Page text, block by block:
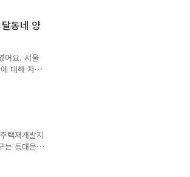
지도를
을이 어째
울시 시역
동네 양
어요. 서울
대해 자료
아주 오래
적으로
따라 달동
다발적으
주시켜서
택을 개량
택재개발지
는 동대문구
구역 면적
지역이에